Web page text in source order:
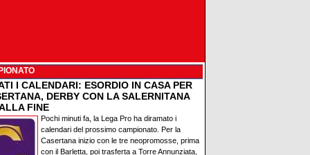
I CALENDARI: ESORDIO IN CASA PER
DERBY CON LA SALERNITANA
FINE
Pochi minuti fa, la Lega Pro ha diramato i
calendari del prossimo campionato. Per la
Casertana inizio con le tre neopromosse, prima
con il Barletta, poi trasferta a Torre Annunziata,